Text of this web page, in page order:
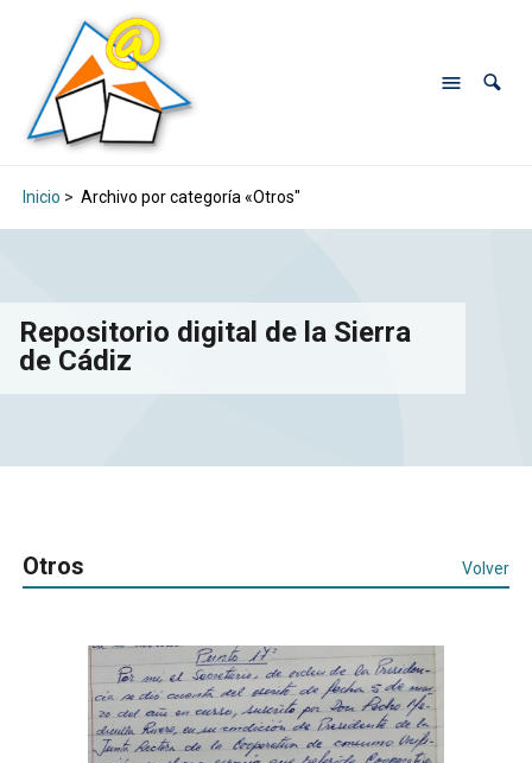
Inicio > Archivo por categoría «Otros"
Repositorio digital de la Sierra
de Cádiz
Otros Volver